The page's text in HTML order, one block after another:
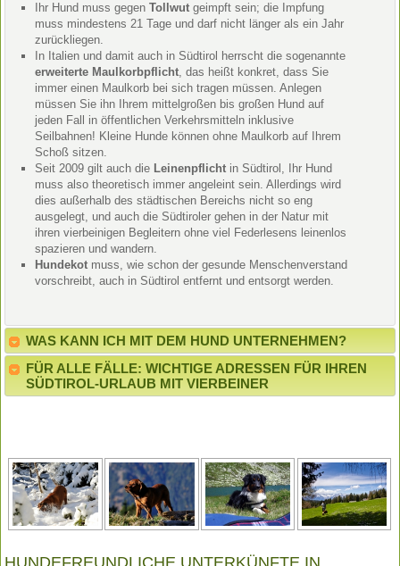
Ihr Hund muss gegenTollwut geimpft sein; die Impfung
muss mindestens 21 Tage und darf nicht länger als ein Jahr
zurückliegen.
In Italien und damit auch in Südtirol herrscht die sogenannte
erweiterte Maulkorbpflicht, das heißt konkret, dass Sie
immer einen Maulkorb bei sich tragen müssen. Anlegen
müssen Sie ihn Ihrem mittelgroßen bis großen Hund auf
jeden Fall in öffentlichen Verkehrsmitteln inklusive
Seilbahnen! Kleine Hunde können ohne Maulkorb auf Ihrem
Schoß sitzen.
Seit 2009 gilt auch die Leinenpflicht in Südtirol, Ihr Hund
muss also theoretisch immer angeleint sein. Allerdings wird
dies außerhalb des städtischen Bereichs nicht so eng
ausgelegt, und auch die Südtiroler gehen in der Natur mit
ihren vierbeinigen Begleitern ohne viel Federlesens leinenlos
spazieren und wandern.
Hundekot muss, wie schon der gesunde Menschenverstand
vorschreibt, auch in Südtirol entfernt und entsorgt werden.
WAS KANN ICH MIT DEM HUND UNTERNEHMEN?
FÜR ALLE FÄLLE: WICHTIGE ADRESSEN FÜR IHREN
SÜDTIROL-URLAUB MIT VIERBEINER